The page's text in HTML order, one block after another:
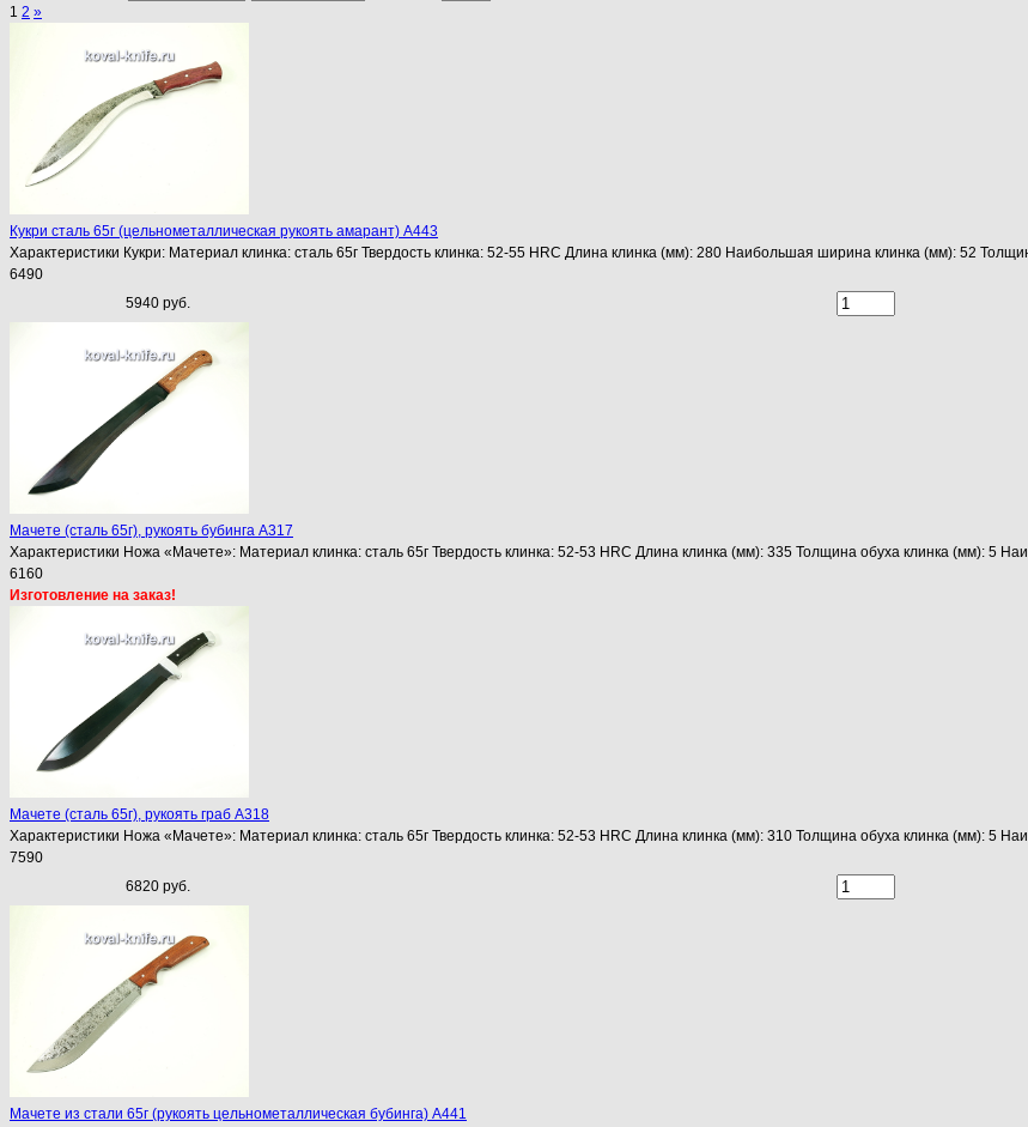
1 2 »
Кукри сталь 65г (цельнометаллическая рукоять амарант) A443
Характеристики Кукри: Материал клинка: сталь 65г Твердость клинка: 52-55 HRC Длина клинка (мм): 280 Наибольшая ширина клинка (мм): 52
6490
5940 руб.
Мачете (сталь 65г), рукоять бубинга A317
Характеристики Ножа «Мачете»: Материал клинка: сталь 65г Твердость клинка: 52-53 HRC Длина клинка (мм): 335 Толщина обуха клинка (мм): 5
6160
Изготовление на заказ!
Мачете (сталь 65г), рукоять граб A318
Характеристики Ножа «Мачете»: Материал клинка: сталь 65г Твердость клинка: 52-53 HRC Длина клинка (мм): 310 Толщина обуха клинка (мм): 5
7590
6820 руб.
Мачете из стали 65г (рукоять цельнометаллическая бубинга) A441